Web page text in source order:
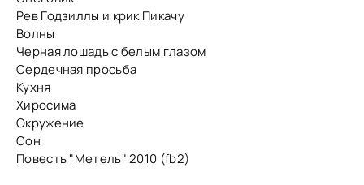
Рев Годзиллы и крик Пикачу
Волны
Черная лошадь с белым глазом
Сердечная просьба
Кухня
Хиросима
Окружение
Сон
Повесть "Метель" 2010 (fb2)